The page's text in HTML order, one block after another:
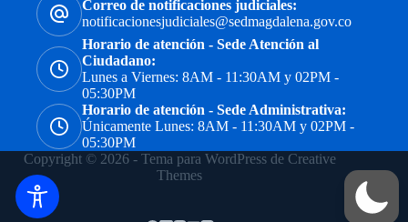
Correo de notificaciones judiciales:
notificacionesjudiciales@sedmagdalena.gov.co
Horario de atención - Sede Atención al
Ciudadano:
Lunes a Viernes: 8AM - 11:30AM y 02PM -
05:30PM
Horario de atención - Sede Administrativa:
Únicamente Lunes: 8AM - 11:30AM y 02PM -
05:30PM
Copyright © 2026 - Tema para WordPress de Creative
Themes